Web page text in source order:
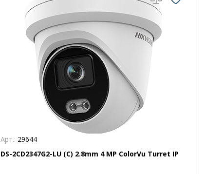
Арт.: 29644
DS-2CD2347G2-LU (C) 2.8mm 4 MP ColorVu Turret IP